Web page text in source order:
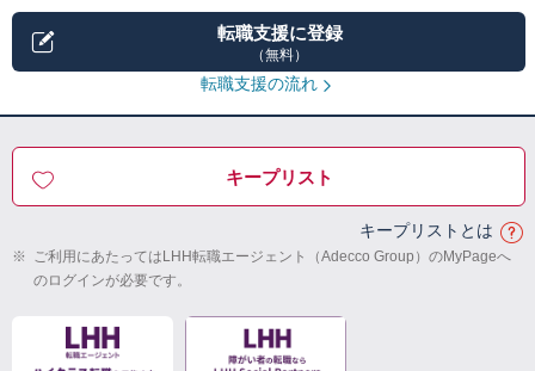
転職支援に登録
（無料）
転職支援の流れ
キープリスト
キープリストとは
※ ご利用にあたってはLHH転職エージェント（Adecco Group）のMyPageへ
のログインが必要です。